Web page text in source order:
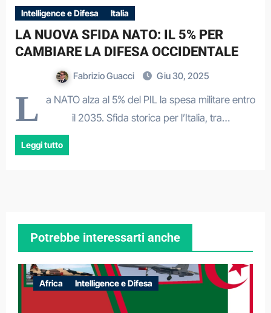
Intelligence e Difesa Italia
LA NUOVA SFIDA NATO: IL 5% PER
CAMBIARE LA DIFESA OCCIDENTALE
Fabrizio Guacci Giu 30, 2025
L
a NATO alza al 5% del PIL la spesa militare entro
il 2035. Sfida storica per l’Italia, tra…
Leggi tutto
Potrebbe interessarti anche
Africa Intelligence e Difesa